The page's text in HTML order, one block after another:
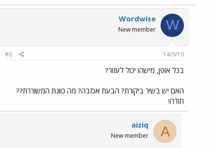
W
Wordwise
New member
14/9/10
#6
בכל אופן, מישהו יכול לעזור?
האם יש בשיר ביקורת? הבעת אכזבה? מה כוונת המשוררת??
תודה!
A
aiziq
New member